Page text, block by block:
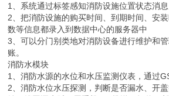
1、系统通过标签感知消防设施位置状态消息
2、把消防设施的购买时间、到期时间、安
数等信息都录入到数据中心的服务器中
3、可以分门别类地对消防设备进行维护和
账。
消防水模块
1、消防水源的水位和水压监测仪表，通过
2、消防水位水压探测，判断是否漏水、开